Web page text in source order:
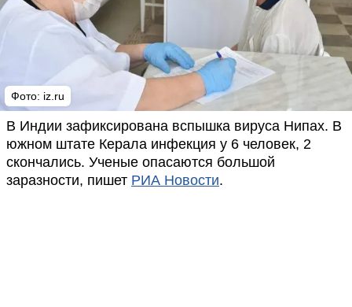
Фото: iz.ru
В Индии зафиксирована вспышка вируса Нипах. В
южном штате Керала инфекция у 6 человек, 2
скончались. Ученые опасаются большой
заразности, пишет РИА Новости.